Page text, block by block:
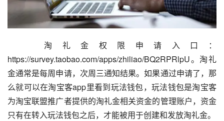
淘礼金权限申请入口：
https://survey.taobao.com/apps/zhiliao/BQ2RPRlpU。淘礼
金通常是每周申请，次周三通知结果。如果通过申请了，那
么就可以在淘宝客app里看到玩法钱包，玩法钱包是淘宝客
为淘宝联盟推广者提供的淘礼金相关资金的管理账户，资金
只有在转入玩法钱包之后，才能被用于创建和发放淘礼金。